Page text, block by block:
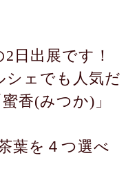
日出展です！
シェでも人気だ
香(みつか)」
葉を４つ選べ